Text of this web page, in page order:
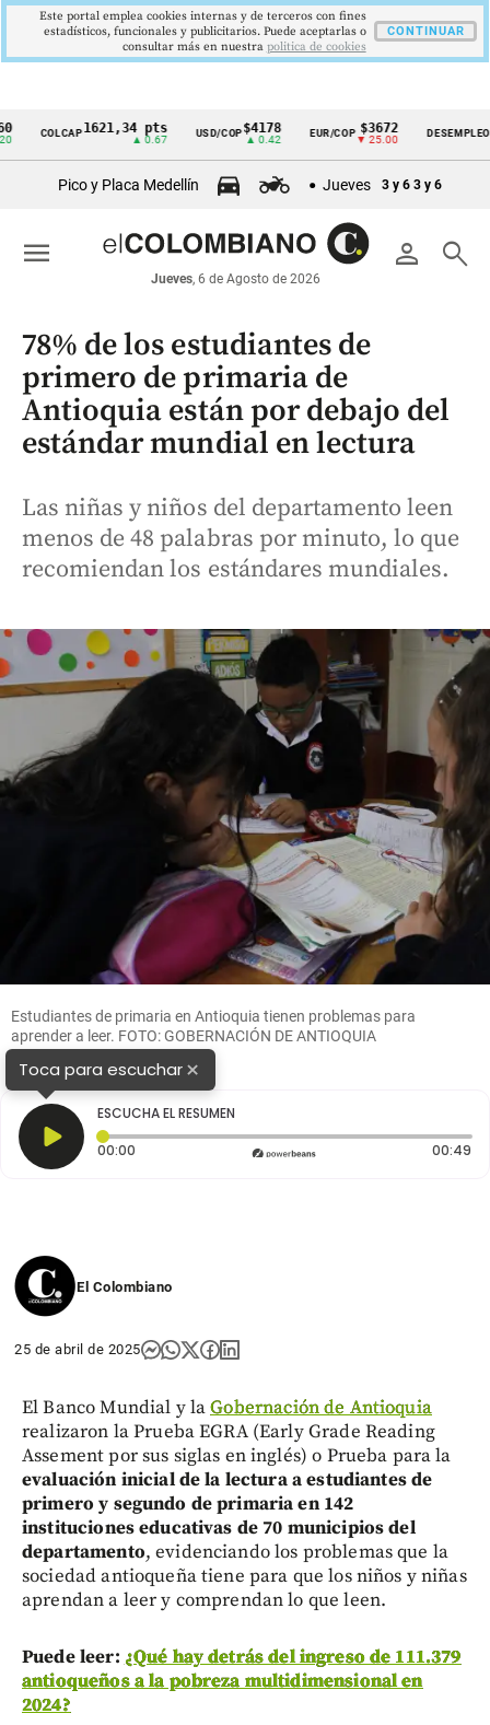
Cintillo
económicos
Colombia
COLCAP1621,34 pts USD/COP$4178
▲ 0.42
EUR/COP $3672
▼ 25.00
DESEMPLEO9,9 %
▼ 0.30
Pico y Placa Medellín Jueves 3 y 6 3 y 6
person search
Jueves, 6 de Agosto de 2026
menu
78% de los estudiantes de
primero de primaria de
Antioquia están por debajo del
estándar mundial en lectura
Las niñas y niños del departamento leen
menos de 48 palabras por minuto, lo que
recomiendan los estándares mundiales.
Estudiantes de primaria en Antioquia tienen problemas para
aprender a leer. FOTO: GOBERNACIÓN DE ANTIOQUIA
Toca para escuchar×
ESCUCHA EL RESUMEN
00:00 Tiempo transcurrido: 0 segundos 00:49
El Colombiano
25 de abril de 2025
El Banco Mundial y laGobernación de Antioquia
realizaron la Prueba EGRA (Early Grade Reading
Assement por sus siglas en inglés) o Prueba para la
evaluación inicial de la lectura a estudiantes de
primero y segundo de primaria en 142
instituciones educativas de 70 municipios del
departamento, evidenciando los problemas que la
sociedad antioqueña tiene para que los niños y niñas
aprendan a leer y comprendan lo que leen.
Puede leer: ¿Qué hay detrás del ingreso de 111.379
antioqueños a la pobreza multidimensional en
2024?
Este portal emplea cookies internas y de terceros con fines
estadísticos, funcionales y publicitarios. Puede aceptarlas o
consultar más en nuestra politica de cookies
CONTINUAR